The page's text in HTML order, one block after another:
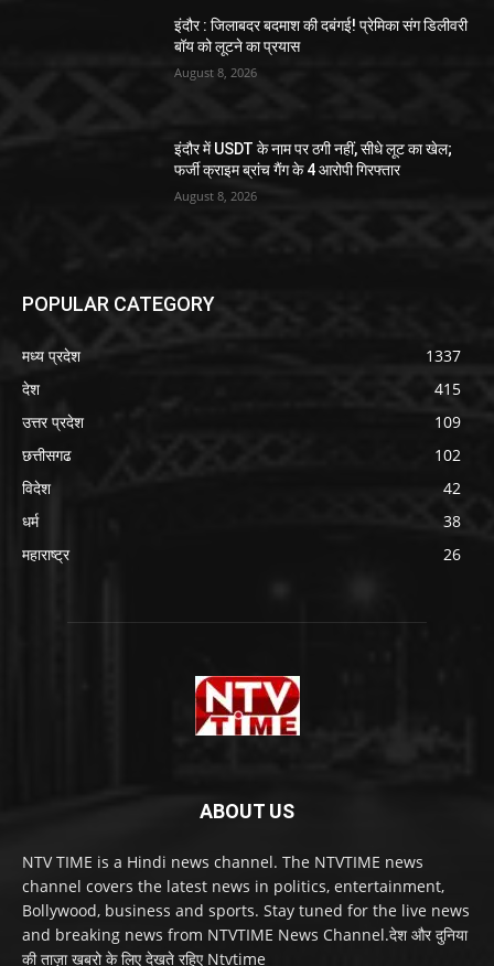
इंदौर : जिलाबदर बदमाश की दबंगई! प्रेमिका संग डिलीवरी
बॉय को लूटने का प्रयास
August 8, 2026
इंदौर में USDT के नाम पर ठगी नहीं, सीधे लूट का खेल;
फर्जी क्राइम ब्रांच गैंग के 4 आरोपी गिरफ्तार
August 8, 2026
POPULAR CATEGORY
मध्य प्रदेश
1337
देश
415
उत्तर प्रदेश
109
छत्तीसगढ
102
विदेश
42
धर्म
38
महाराष्ट्र
26
ABOUT US
NTV TIME is a Hindi news channel. The NTVTIME news
channel covers the latest news in politics, entertainment,
Bollywood, business and sports. Stay tuned for the live news
and breaking news from NTVTIME News Channel.देश और दुनिया
की ताज़ा खबरो के लिए देखते रहिए Ntvtime